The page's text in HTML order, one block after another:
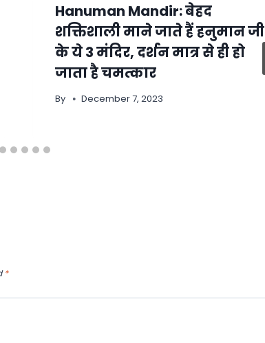
Hanuman Mandir: बेहद
शक्तिशाली माने जाते हैं हनुमान जी
के ये 3 मंदिर, दर्शन मात्र से ही हो
जाता है चमत्कार
By December 7, 2023
*